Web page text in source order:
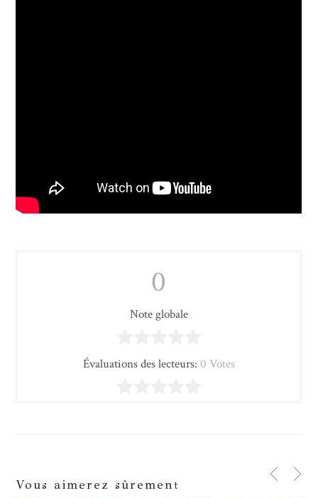
0
Note globale
Évaluations des lecteurs: 0 Votes
Vous aimerez sûrement